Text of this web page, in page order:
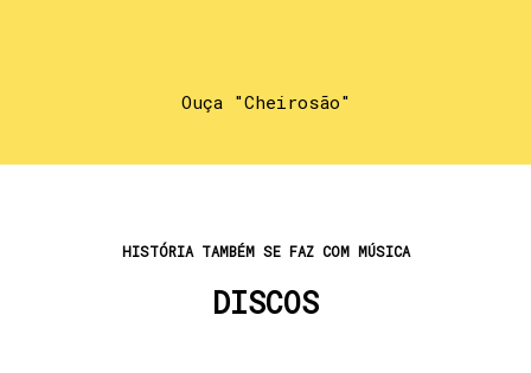
Ouça "Cheirosão"
HISTÓRIA TAMBÉM SE FAZ COM MÚSICA
DISCOS